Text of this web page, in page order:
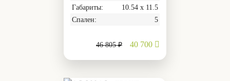
Габариты:
10.54 х 11.5
Спален:
5
46 805 ₽ 40 700